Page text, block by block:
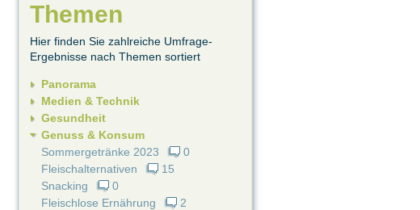
Themen
Hier finden Sie zahlreiche Umfrage-
Ergebnisse nach Themen sortiert
Panorama
Medien & Technik
Gesundheit
Genuss & Konsum
Sommergetränke 2023
0
Fleischalternativen
15
Snacking
0
Fleischlose Ernährung
2